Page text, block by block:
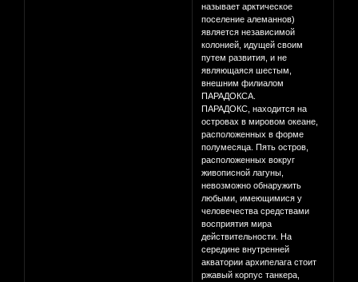
называет арктическое
поселение алеманнов)
является независимой
колонией, идущей своим
путем развития, и не
являющаяся шестым,
внешним филиалом
ПАРАДОКСА.
ПАРАДОКС, находится на
островах в мировом океане,
расположенных в форме
полумесяца. Пять остров,
расположенных вокруг
живописной лагуны,
невозможно обнаружить
любыми, имеющимися у
человечества средствами
восприятия мира
действительности. На
середине внутренней
акватории архипелага стоит
ржавый корпус танкера,